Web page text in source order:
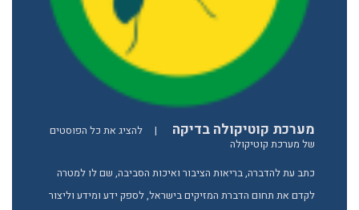
מערכת קוטיקולה בדיקה |
להציג את כל הפוסטים
של מערכת קוטיקולה
כתב עת להדברה, בריאות הציבור ואיכות הסביבה, שם לו למטרה
לקדם את תחום הדברת המזיקים בישראל, לספק ידע ומידע וליצור